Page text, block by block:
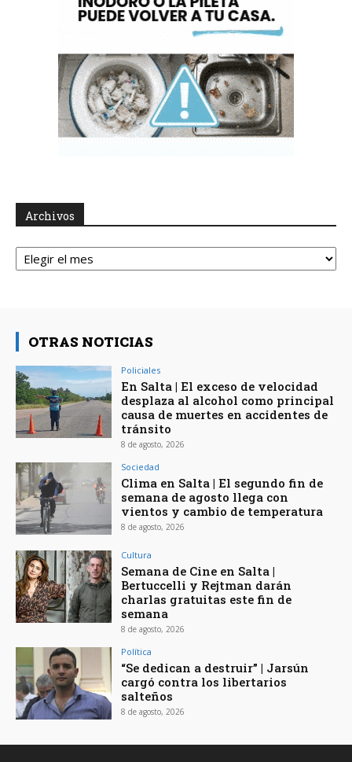
Archivos
Archivos
OTRAS NOTICIAS
Policiales
En Salta | El exceso de velocidad
desplaza al alcohol como principal
causa de muertes en accidentes de
tránsito
8 de agosto, 2026
Sociedad
Clima en Salta | El segundo fin de
semana de agosto llega con
vientos y cambio de temperatura
8 de agosto, 2026
Cultura
Semana de Cine en Salta |
Bertuccelli y Rejtman darán
charlas gratuitas este fin de
semana
8 de agosto, 2026
Política
“Se dedican a destruir” | Jarsún
cargó contra los libertarios
salteños
8 de agosto, 2026